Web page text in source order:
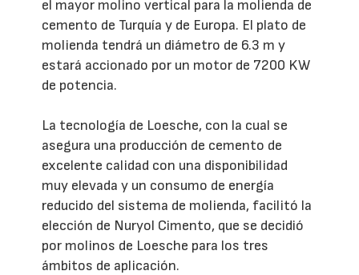
el mayor molino vertical para la molienda de
cemento de Turquía y de Europa. El plato de
molienda tendrá un diámetro de 6.3 m y
estará accionado por un motor de 7200 KW
de potencia.
La tecnología de Loesche, con la cual se
asegura una producción de cemento de
excelente calidad con una disponibilidad
muy elevada y un consumo de energía
reducido del sistema de molienda, facilitó la
elección de Nuryol Cimento, que se decidió
por molinos de Loesche para los tres
ámbitos de aplicación.